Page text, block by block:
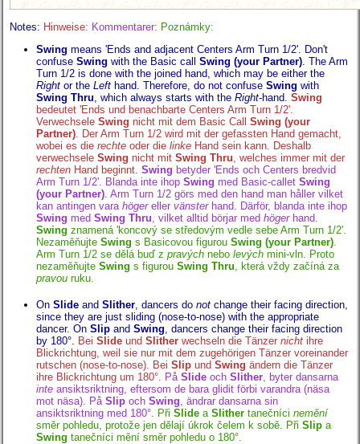
Notes: Hinweise: Kommentarer: Poznámky:
Swing means 'Ends and adjacent Centers Arm Turn 1/2'. Don't
confuse Swing with the Basic call Swing (your Partner) . The Arm
Turn 1/2 is done with the joined hand, which may be either the
Right or the Left hand. Therefore, do not confuse Swing with
Swing Thru , which always starts with the Right-hand. Swing
bedeutet 'Ends und benachbarte Centers Arm Turn 1/2'.
Verwechsele Swing nicht mit dem Basic Call Swing (your
Partner) . Der Arm Turn 1/2 wird mit der gefassten Hand gemacht,
wobei es die rechte oder die linke Hand sein kann. Deshalb
verwechsele Swing nicht mit Swing Thru , welches immer mit der
rechten Hand beginnt. Swing betyder 'Ends och Centers bredvid
Arm Turn 1/2'. Blanda inte ihop Swing med Basic-callet Swing
(your Partner) . Arm Turn 1/2 görs med den hand man håller vilket
kan antingen vara högereller vänsterhand. Därför, blanda inte ihop
Swing med Swing Thru , vilket alltid börjar med högerhand.
Swing znamená 'koncový se středovým vedle sebe Arm Turn 1/2'.
Nezaměňujte Swing s Basicovou figurou Swing (your Partner)
Arm Turn 1/2 se dělá buď z pravých nebo levých mini-vln. Proto
nezaměňujte Swing s figurou Swing Thru , která vždy začíná za
pravou ruku.
On Slide and Slither , dancers do not change their facing direction,
since they are just sliding (nose-to-nose) with the appropriate
dancer. On Slip and Swing , dancers change their facing direction
by 180°.
Bei Slide und Slither wechseln die Tänzer nicht ihre
Blickrichtung, weil sie nur mit dem zugehörigen Tänzer voreinander
rutschen (nose-to-nose). Bei Slip und Swing ändern die Tänzer
ihre Blickrichtung um 180°.
På Slide och Slither , byter dansarna
inte ansiktsriktning, eftersom de bara glidit förbi varandra (näsa
mot näsa). På Slip och Swing , ändrar dansarna sin
ansiktsriktning med 180°.
Při Slide a Slither tanečníci nemění
směr pohledu, protože jen dělají úkrok čelem k sobě. Při Slip a
Swing tanečníci mění směr pohledu o 180°.